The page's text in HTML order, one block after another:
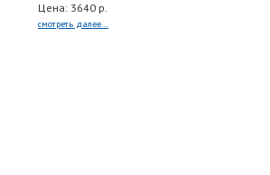
Цена: 3640 р.
смотреть далее...